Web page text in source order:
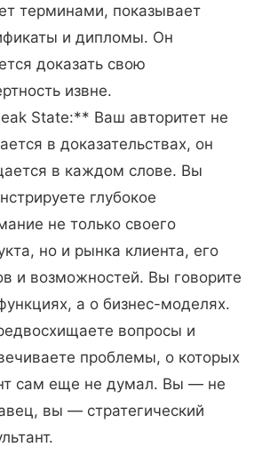
терминами, показывает
и дипломы. Он
доказать свою
извне.
State:** Ваш авторитет не
в доказательствах, он
в каждом слове. Вы
глубокое
не только своего
но и рынка клиента, его
и возможностей. Вы говорите
а о бизнес-моделях.
вопросы и
проблемы, о которых
сам еще не думал. Вы — не
вы — стратегический